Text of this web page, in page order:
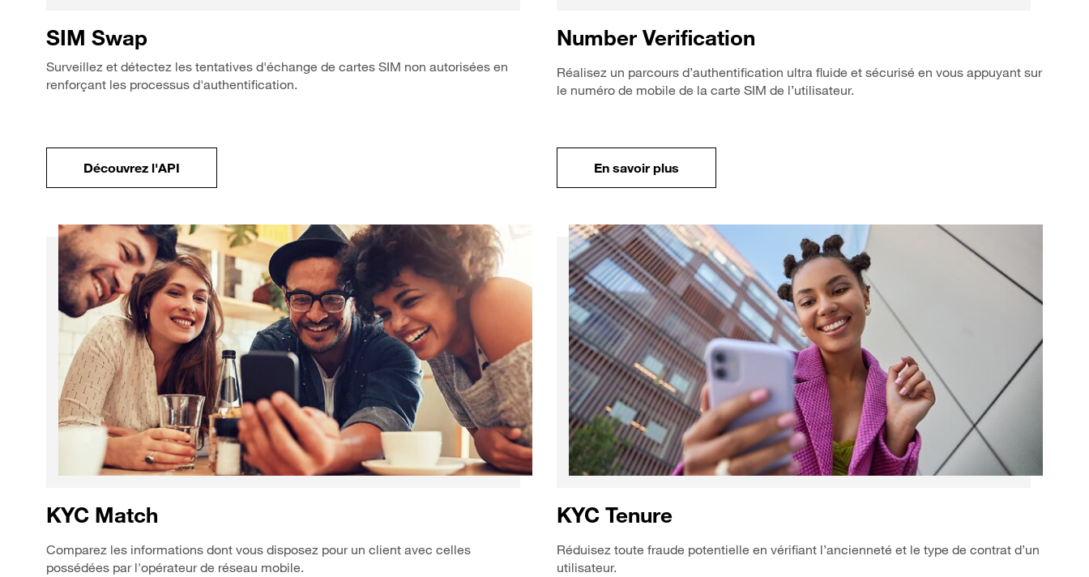
SIM Swap
Surveillez et détectez les tentatives d'échange de cartes SIM non autorisées en
renforçant les processus d'authentification.
Découvrez l'API
Number Verification
Réalisez un parcours d’authentification ultra fluide et sécurisé en vous appuyant sur
le numéro de mobile de la carte SIM de l’utilisateur.
En savoir plus
KYC Match
Comparez les informations dont vous disposez pour un client avec celles
possédées par l'opérateur de réseau mobile.
KYC Tenure
Réduisez toute fraude potentielle en vérifiant l’ancienneté et le type de contrat d’un
utilisateur.